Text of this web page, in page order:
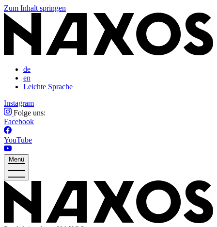
Zum Inhalt springen
de
en
Leichte Sprache
Instagram
Folge uns:
Facebook
YouTube
Menü